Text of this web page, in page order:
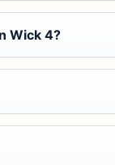
Wick 4?